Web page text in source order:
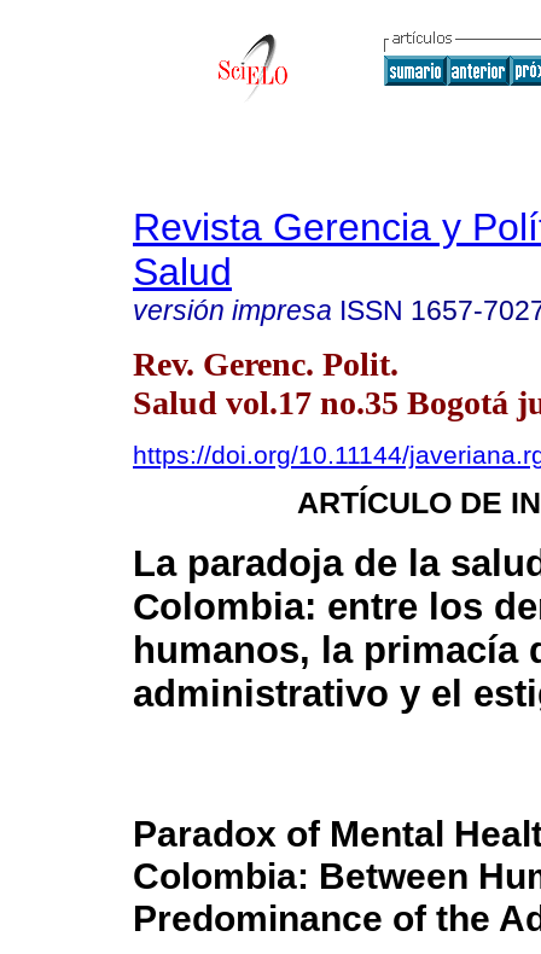
Revista Gerencia y
Salud
versión impresa ISSN 1657-
Rev. Gerenc. Polit.
Salud vol.17 no.35 Bogotá
https://doi.org/10.11144/
ARTÍCULO DE
La paradoja de la
Colombia: entre los
humanos, la primacía
administrativo y el
Paradox of Mental
Colombia: Between
Predominance of the